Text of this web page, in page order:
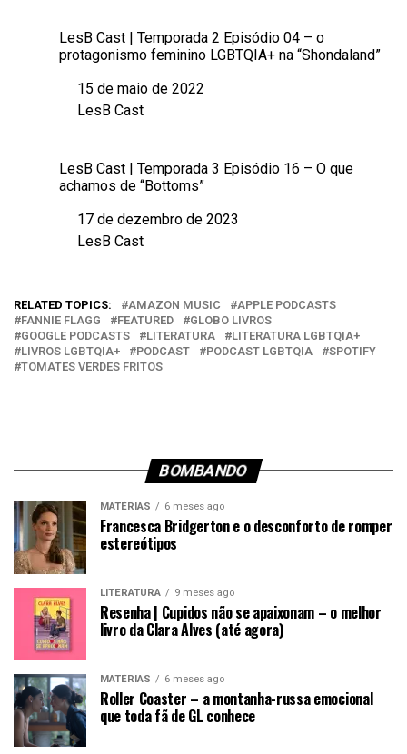
LesB Cast | Temporada 2 Episódio 04 – o
protagonismo feminino LGBTQIA+ na “Shondaland”
Data15 de maio de 2022
Em relação a
LesB Cast
LesB Cast | Temporada 3 Episódio 16 – O que
achamos de “Bottoms”
Data17 de dezembro de 2023
Em relação a
LesB Cast
RELATED TOPICS: AMAZON MUSIC
APPLE PODCASTS
FANNIE FLAGG
FEATURED
GLOBO LIVROS
GOOGLE PODCASTS
LITERATURA
LITERATURA LGBTQIA+
LIVROS LGBTQIA+
PODCAST PODCAST LGBTQIA
SPOTIFY
TOMATES VERDES FRITOS
BOMBANDO
MATÉRIAS 6 meses ago
Francesca Bridgerton e o desconforto de romper
estereótipos
LITERATURA 9 meses ago
Resenha | Cupidos não se apaixonam – o melhor
livro da Clara Alves (até agora)
MATÉRIAS 6 meses ago
Roller Coaster – a montanha-russa emocional
que toda fã de GL conhece